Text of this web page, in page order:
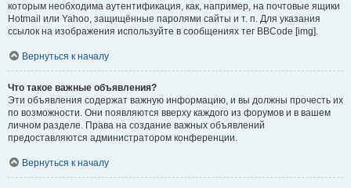
которым необходима аутентификация, как, например, на почтовые ящики
Hotmail или Yahoo, защищённые паролями сайты и т. п. Для указания
ссылок на изображения используйте в сообщениях тег BBCode [img].
Вернуться к началу
Что такое важные объявления?
Эти объявления содержат важную информацию, и вы должны прочесть их
по возможности. Они появляются вверху каждого из форумов и в вашем
личном разделе. Права на создание важных объявлений
предоставляются администратором конференции.
Вернуться к началу